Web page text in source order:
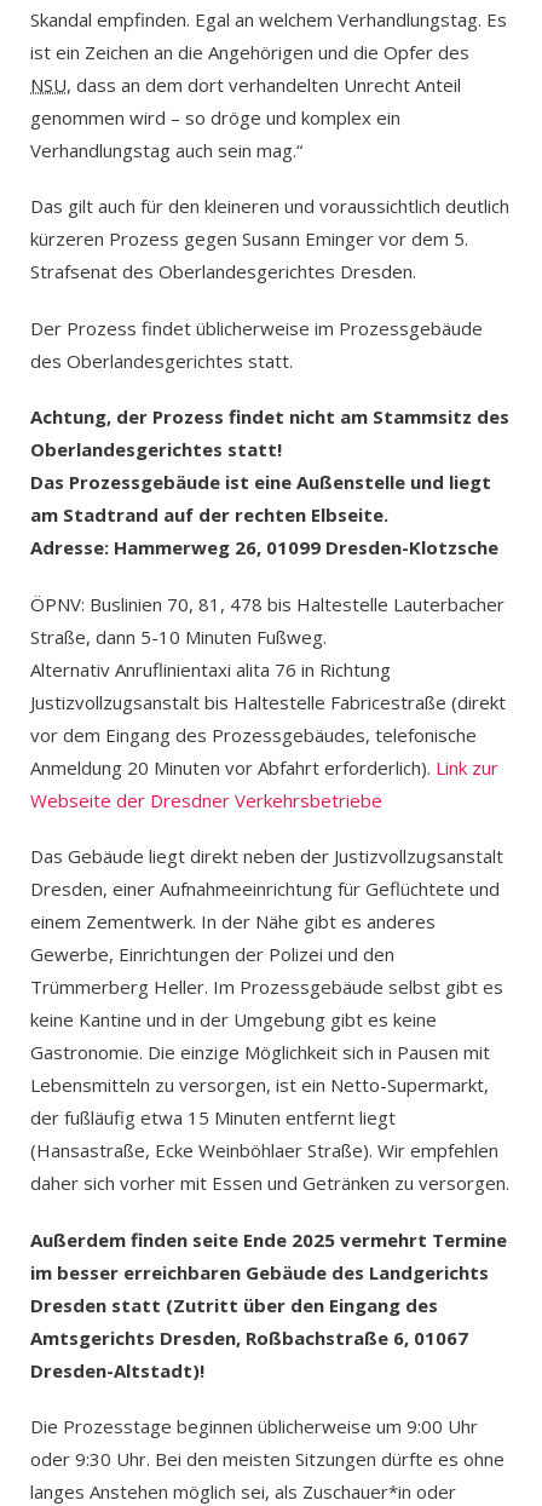
Skandal empfinden. Egal an welchem Verhandlungstag. Es
ist ein Zeichen an die Angehörigen und die Opfer des
NSU, dass an dem dort verhandelten Unrecht Anteil
genommen wird – so dröge und komplex ein
Verhandlungstag auch sein mag.“
Das gilt auch für den kleineren und voraussichtlich deutlich
kürzeren Prozess gegen Susann Eminger vor dem 5.
Strafsenat des Oberlandesgerichtes Dresden.
Der Prozess findet üblicherweise im Prozessgebäude
des Oberlandesgerichtes statt.
Achtung, der Prozess findet nicht am Stammsitz des
Oberlandesgerichtes statt!
Das Prozessgebäude ist eine Außenstelle und liegt
am Stadtrand auf der rechten Elbseite.
Adresse: Hammerweg 26, 01099 Dresden-Klotzsche
ÖPNV: Buslinien 70, 81, 478 bis Haltestelle Lauterbacher
Straße, dann 5-10 Minuten Fußweg.
Alternativ Anruflinientaxi alita 76 in Richtung
Justizvollzugsanstalt bis Haltestelle Fabricestraße (direkt
vor dem Eingang des Prozessgebäudes, telefonische
Anmeldung 20 Minuten vor Abfahrt erforderlich). Link zur
Webseite der Dresdner Verkehrsbetriebe
Das Gebäude liegt direkt neben der Justizvollzugsanstalt
Dresden, einer Aufnahmeeinrichtung für Geflüchtete und
einem Zementwerk. In der Nähe gibt es anderes
Gewerbe, Einrichtungen der Polizei und den
Trümmerberg Heller. Im Prozessgebäude selbst gibt es
keine Kantine und in der Umgebung gibt es keine
Gastronomie. Die einzige Möglichkeit sich in Pausen mit
Lebensmitteln zu versorgen, ist ein Netto-Supermarkt,
der fußläufig etwa 15 Minuten entfernt liegt
(Hansastraße, Ecke Weinböhlaer Straße). Wir empfehlen
daher sich vorher mit Essen und Getränken zu versorgen.
Außerdem finden seite Ende 2025 vermehrt Termine
im besser erreichbaren Gebäude des Landgerichts
Dresden statt (Zutritt über den Eingang des
Amtsgerichts Dresden, Roßbachstraße 6, 01067
Dresden-Altstadt)!
Die Prozesstage beginnen üblicherweise um 9:00 Uhr
oder 9:30 Uhr. Bei den meisten Sitzungen dürfte es ohne
langes Anstehen möglich sei, als Zuschauer*in oder